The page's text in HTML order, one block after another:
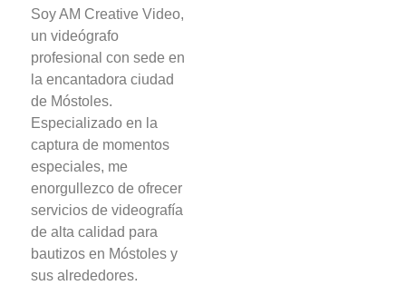
Soy AM Creative Video,
un videógrafo
profesional con sede en
la encantadora ciudad
de Móstoles.
Especializado en la
captura de momentos
especiales, me
enorgullezco de ofrecer
servicios de videografía
de alta calidad para
bautizos en Móstoles y
sus alrededores.